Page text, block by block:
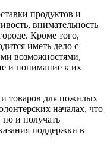
продуктов и
внимательность
Кроме того,
иметь дело с
возможностями,
и понимание к их
и товаров для пожилых
началах, что
но и получать
поддержки в